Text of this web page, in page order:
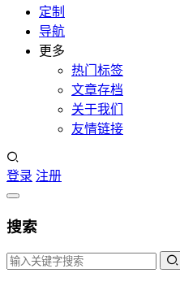
定制
导航
更多
热门标签
文章存档
关于我们
友情链接
登录 注册
搜索